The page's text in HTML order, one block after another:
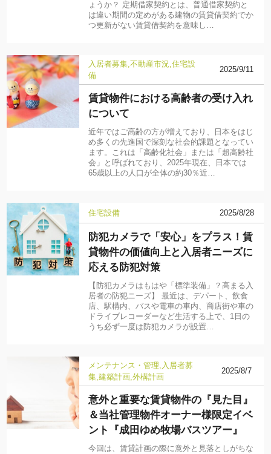
ょうか？ 定期借家契約とは、普通借家契約と
は違い期間の定めがある建物の賃貸借契約でか
つ更新がない賃貸借契約を意味し…
入居者募集 不動産市況 住宅設
備
2025/9/11
賃貸物件における高齢者の受け入れ
について
近年ではご高齢の方が増えており、日本をはじ
め多くの先進国で深刻な社会的課題となってい
ます。これは「高齢化社会」または「超高齢社
会」と呼ばれており、2025年現在、日本では
65歳以上の人口が全体の約30％近…
住宅設備 2025/8/28
防犯カメラで「安心」をプラス！賃
貸物件の価値向上と入居者ニーズに
応える防犯対策
【防犯カメラはもはや「標準装備」？高まる入
居者の防犯ニーズ】 最近は、デパート、飲食
店、駅構内、バスや電車の車内、商店街や車の
ドライブレコーダーなど生活する上で、1日の
うち必ず一度は防犯カメラが設置…
メンテナンス・管理 入居者募
集 建築計画 外構計画
2025/8/7
意外と重要な賃貸物件の『見た目』
＆当社管理物件オーナー様限定イベ
ント『成田ゆめ牧場バスツアー』
今回は、賃貸計画の際に意外と見落としがちな